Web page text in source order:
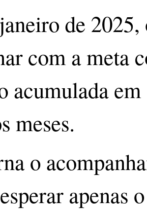
de
com a meta
acumulada em
meses.
o
apenas